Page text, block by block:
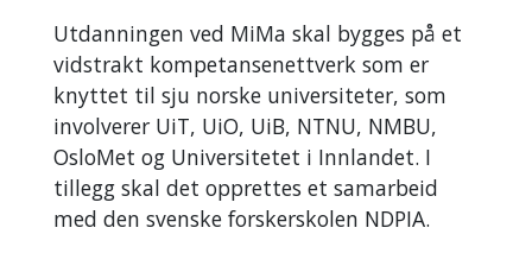
Utdanningen ved MiMa skal bygges på et
vidstrakt kompetansenettverk som er
knyttet til sju norske universiteter, som
involverer UiT, UiO, UiB, NTNU, NMBU,
OsloMet og Universitetet i Innlandet. I
tillegg skal det opprettes et samarbeid
med den svenske forskerskolen NDPIA.